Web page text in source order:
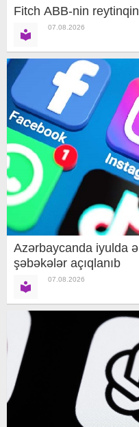
Fitch ABB-nin
07.08.2026
Azərbaycanda iyulda
şəbəkələr açıqlanıb
07.08.2026